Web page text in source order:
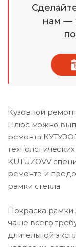
нам —
Кузовной
Плюс можно
ремонта
KUTUZOVV
ремонте и
рамки стекла.
Покраска рамки
чаще всего
длительной